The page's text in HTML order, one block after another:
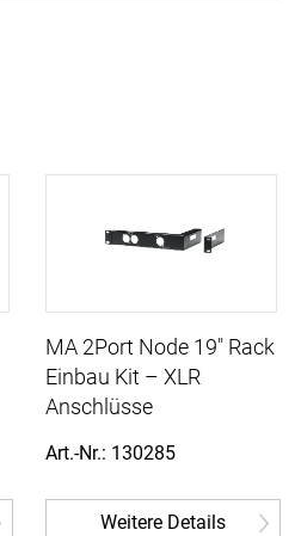
MA 2Port Node 19" Rack
Einbau Kit – XLR
Anschlüsse
Art.-Nr.: 130285
Weitere Details